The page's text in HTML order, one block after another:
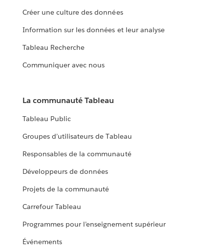
Créer une culture des données
Information sur les données et leur analyse
Tableau Recherche
Communiquer avec nous
La communauté Tableau
Tableau Public
Groupes d’utilisateurs de Tableau
Responsables de la communauté
Développeurs de données
Projets de la communauté
Carrefour Tableau
Programmes pour l’enseignement supérieur
Événements